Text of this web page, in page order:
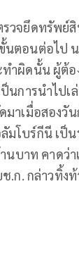
วจยึดทรัพย์
นตอนต่อไป
ทำผิดนั้น ผู้ต้
นการนำไป
าเมื่อสองวั
มโบร์กีนี เป็
นบาท คาดว่า
.ก. กล่าวทิ้งท้